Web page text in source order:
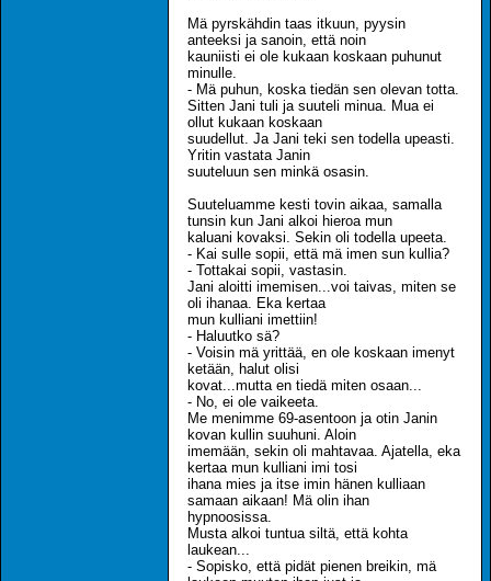
Mä pyrskähdin taas itkuun, pyysin
anteeksi ja sanoin, että noin
kauniisti ei ole kukaan koskaan puhunut
minulle.
- Mä puhun, koska tiedän sen olevan totta.
Sitten Jani tuli ja suuteli minua. Mua ei
ollut kukaan koskaan
suudellut. Ja Jani teki sen todella upeasti.
Yritin vastata Janin
suuteluun sen minkä osasin.
Suuteluamme kesti tovin aikaa, samalla
tunsin kun Jani alkoi hieroa mun
kaluani kovaksi. Sekin oli todella upeeta.
- Kai sulle sopii, että mä imen sun kullia?
- Tottakai sopii, vastasin.
Jani aloitti imemisen...voi taivas, miten se
oli ihanaa. Eka kertaa
mun kulliani imettiin!
- Haluutko sä?
- Voisin mä yrittää, en ole koskaan imenyt
ketään, halut olisi
kovat...mutta en tiedä miten osaan...
- No, ei ole vaikeeta.
Me menimme 69-asentoon ja otin Janin
kovan kullin suuhuni. Aloin
imemään, sekin oli mahtavaa. Ajatella, eka
kertaa mun kulliani imi tosi
ihana mies ja itse imin hänen kulliaan
samaan aikaan! Mä olin ihan
hypnoosissa.
Musta alkoi tuntua siltä, että kohta
laukean...
- Sopisko, että pidät pienen breikin, mä